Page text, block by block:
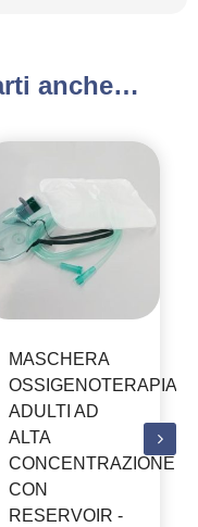
anche…
MASCHERA
OSSIGENOTERAPIA
ADULTI AD
ALTA
CONCENTRAZIONE
CON
RESERVOIR -